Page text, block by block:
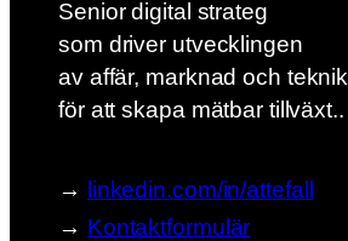
Senior digital strateg
som driver utvecklingen
av affär, marknad och teknik
för att skapa mätbar tillväxt..
→ linkedin.com/in/attefall
→ Kontaktformulär